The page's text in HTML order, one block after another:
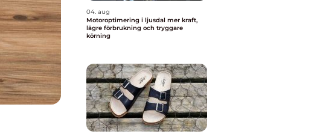
04. aug
Motoroptimering i ljusdal mer kraft,
lägre förbrukning och tryggare
körning